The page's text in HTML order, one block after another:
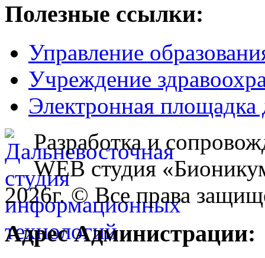
Полезные ссылки:
Управление
Учреждение
Электронная площадка
Разработка и
WEB студия
2026г. © Все права
Адрес Администрации: